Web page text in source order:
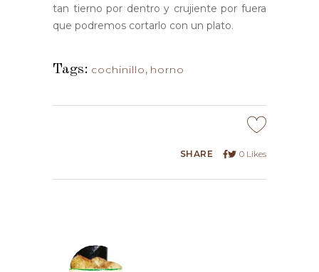
tan tierno por dentro y crujiente por fuera
que podremos cortarlo con un plato.
Tags: cochinillo, horno
SHARE 0 Likes